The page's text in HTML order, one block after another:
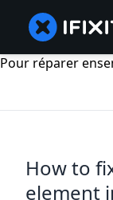
Pour réparer
How to
element